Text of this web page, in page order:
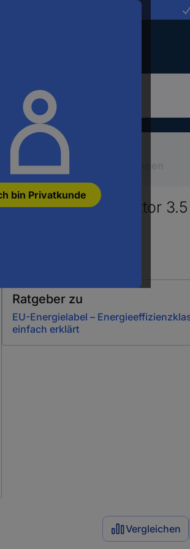
bin Privatkunde
Leuchtmittel
- G) GU10 Reflektor
Ratgeber zu
EU-Energielabel –
einfach erklärt
Vergleichen